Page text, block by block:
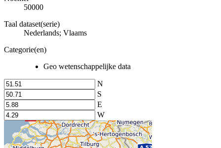
50000
Taal dataset(serie)
Nederlands; Vlaams
Categorie(en)
Geo wetenschappelijke data
N
S
E
W